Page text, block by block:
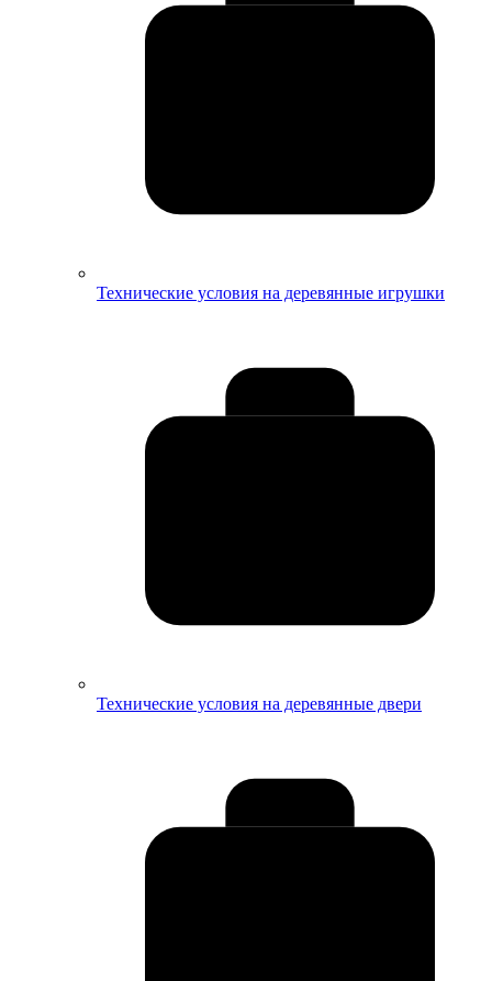
Технические условия на деревянные игрушки
Технические условия на деревянные двери